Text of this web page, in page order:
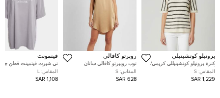
برونيلو كوتشينيلي
كنزة برونيلو كوتشينيللي كريمي/
أسود بخطوط ترتر مفتوحة عند
العنق مقاس صغير
المقاس: S
1,229 SAR
روبرتو كافالي
توب روبيرتو كافالي ساتان
مزخرف بشعار بني مقاس صغير
المقاس: S
628 SAR
فيتمونت
تي شيرت فيتمينت قطن
ببباعة جرافيك لون لافندر
مقاس كبير - لارج
المقاس: L
1,108 SAR